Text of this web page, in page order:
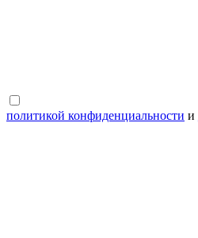
политикой конфиденциальности и